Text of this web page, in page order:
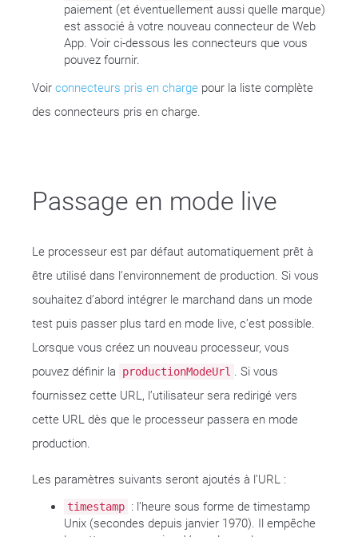
paiement (et éventuellement aussi quelle marque)
est associé à votre nouveau connecteur de Web
App. Voir ci-dessous les connecteurs que vous
pouvez fournir.
Voir connecteurs pris en charge pour la liste complète
des connecteurs pris en charge.
Passage en mode live
Le processeur est par défaut automatiquement prêt à
être utilisé dans l’environnement de production. Si vous
souhaitez d’abord intégrer le marchand dans un mode
test puis passer plus tard en mode live, c’est possible.
Lorsque vous créez un nouveau processeur, vous
pouvez définir la
productionModeUrl . Si vous
fournissez cette URL, l’utilisateur sera redirigé vers
cette URL dès que le processeur passera en mode
production.
Les paramètres suivants seront ajoutés à l’URL :
timestamp : l’heure sous forme de timestamp
Unix (secondes depuis janvier 1970). Il empêche